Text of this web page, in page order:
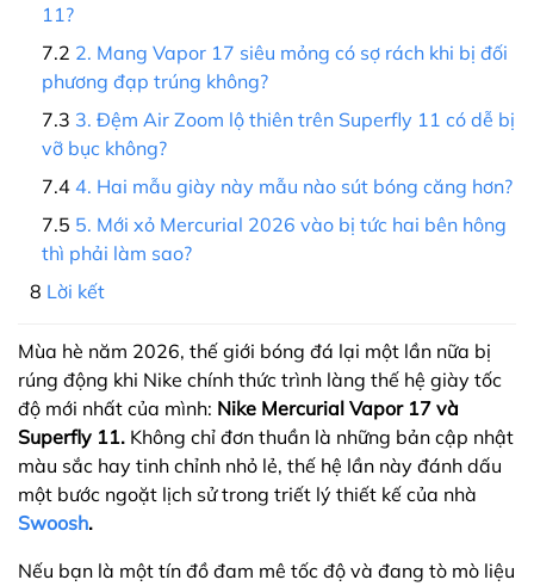
11?
2. Mang Vapor 17 siêu mỏng có sợ rách khi bị đối
phương đạp trúng không?
3. Đệm Air Zoom lộ thiên trên Superfly 11 có dễ bị
vỡ bục không?
4. Hai mẫu giày này mẫu nào sút bóng căng hơn?
5. Mới xỏ Mercurial 2026 vào bị tức hai bên hông
thì phải làm sao?
Lời kết
Mùa hè năm 2026, thế giới bóng đá lại một lần nữa bị
rúng động khi Nike chính thức trình làng thế hệ giày tốc
độ mới nhất của mình: Nike Mercurial Vapor 17 và
Superfly 11. Không chỉ đơn thuần là những bản cập nhật
màu sắc hay tinh chỉnh nhỏ lẻ, thế hệ lần này đánh dấu
một bước ngoặt lịch sử trong triết lý thiết kế của nhà
Swoosh.
Nếu bạn là một tín đồ đam mê tốc độ và đang tò mò liệu